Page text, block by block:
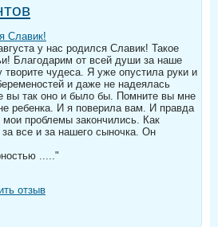
Славик!
у нас родился Славик! Такое
Благодарим от всей души за наше
чудеса. Я уже опустила руки и
и даже не надеялась
вы так оно и было бы. Помните вы мне
ребенка. И я поверила вам. И правда
мои проблемы закончились. Как
все и за нашего сыночка. Он
....."⠀